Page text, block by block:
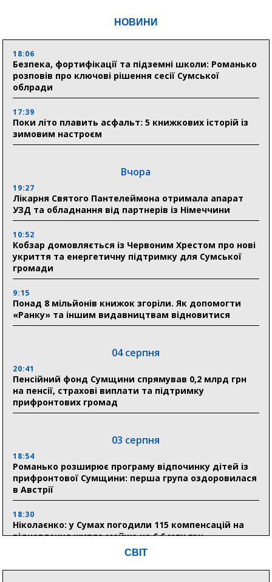
НОВИНИ
18:06
Безпека, фортифікації та підземні школи: Романько
розповів про ключові рішення сесії Сумської
облради
17:39
Поки літо плавить асфальт: 5 книжкових історій із
зимовим настроєм
Вчора
19:27
Лікарня Святого Пантелеймона отримала апарат
УЗД та обладнання від партнерів із Німеччини
10:52
Кобзар домовляється із Червоним Хрестом про нові
укриття та енергетичну підтримку для Сумської
громади
9:15
Понад 8 мільйонів книжок згоріли. Як допомогти
«Ранку» та іншим видавництвам відновитися
04 серпня
20:41
Пенсійний фонд Сумщини спрямував 0,2 млрд грн
на пенсії, страхові виплати та підтримку
прифронтових громад
03 серпня
18:54
Романько розширює програму відпочинку дітей із
прифронтової Сумщини: перша група оздоровилася
в Австрії
18:30
Ніколаєнко: у Сумах погодили 115 компенсацій на
відновлення житла майже на 6,6 млн грн
31 липня
СВІТ